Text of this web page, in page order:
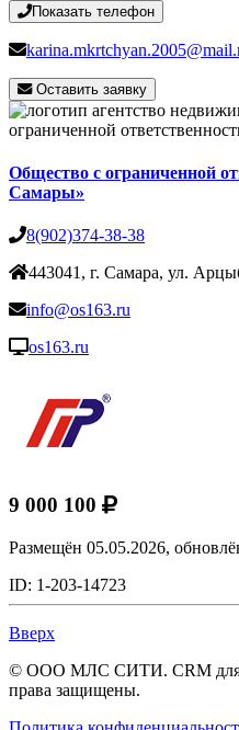
Показать телефон
Оставить заявку
Общество с ограниченной
Самары»
8(902)374-38-38
443041, г. Самара, ул.
info@os163.ru
os163.ru
9 000 100
Размещён 05.05.2026,
ID: 1-203-14723
Вверх
© ООО МЛС СИТИ. CRM для
права защищены.